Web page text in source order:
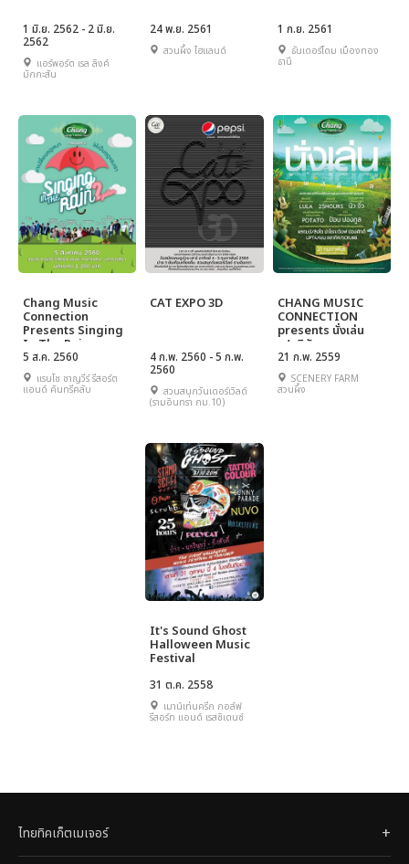
1 มิ.ย. 2562 - 2 มิ.ย.
2562
แอร์พอร์ต เรล ลิงค์
มักกะสัน
24 พ.ย. 2561
สวนผึ้ง ไฮแลนด์
1 ก.ย. 2561
ธันเดอร์โดม เมืองทอง
ธานี
Chang Music
Connection
Presents Singing
In The Rain
2Gether
5 ส.ค. 2560
แรนโช ชาญวีร์ รีสอร์ต
แอนด์ คันทรีคลับ
CAT EXPO 3D
4 ก.พ. 2560 - 5 ก.พ.
2560
สวนสนุกวันเดอร์เวิลด์
(รามอินทรา กม.10)
CHANG MUSIC
CONNECTION
presents นั่งเล่น
เฟสติวัล
21 ก.พ. 2559
SCENERY FARM
สวนผึ้ง
It's Sound Ghost
Halloween Music
Festival
31 ต.ค. 2558
เมาน์เท่นครีก กอล์ฟ
รีสอร์ท แอนด์ เรสซิเดนซ์
ไทยทิคเก็ตเมเจอร์